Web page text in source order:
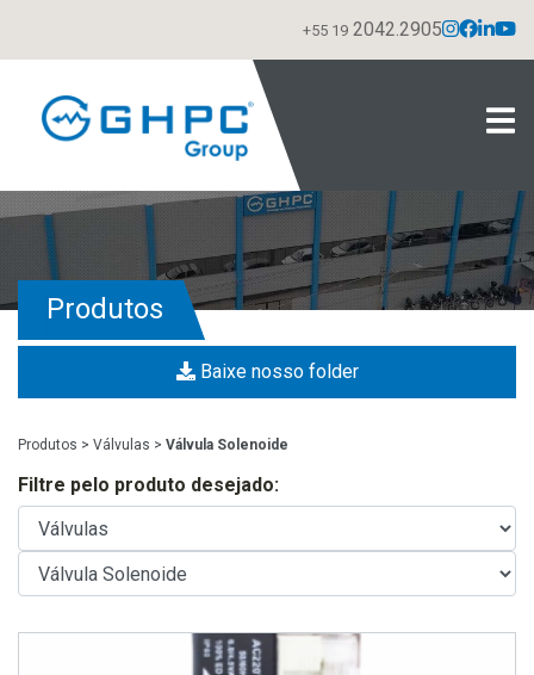
+55 19 2042.2905
Produtos
Baixe nosso folder
Produtos > Válvulas > Válvula Solenoide
Filtre pelo produto desejado: